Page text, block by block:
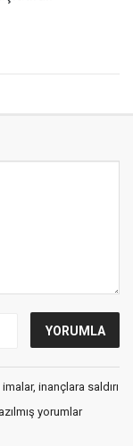
inançlara saldırı
yorumlar